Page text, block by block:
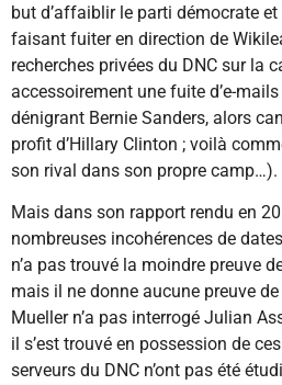
but d’affaiblir le parti démocrate
faisant fuiter en direction de
recherches privées du DNC sur la
accessoirement une fuite d’e-
dénigrant Bernie Sanders, alors
profit d’Hillary Clinton ; voilà
son rival dans son propre camp…).
Mais dans son rapport rendu en
nombreuses incohérences de
n’a pas trouvé la moindre preuve
mais il ne donne aucune preuve de
Mueller n’a pas interrogé Julian
il s’est trouvé en possession de
serveurs du DNC n’ont pas été